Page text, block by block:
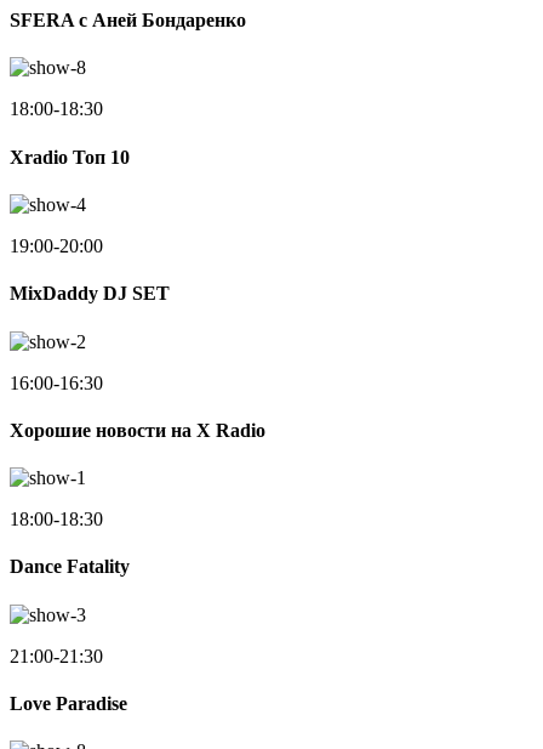
SFERA с Аней Бондаренко
18:00-18:30
Xradio Топ 10
19:00-20:00
MixDaddy DJ SET
16:00-16:30
Хорошие новости на X Radio
18:00-18:30
Dance Fatality
21:00-21:30
Love Paradise